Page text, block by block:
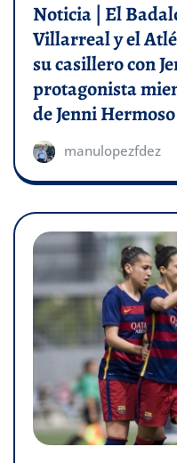
Noticia | El
Villarreal y el
su casillero con
protagonista
de Jenni Hermoso
manulopezfdez